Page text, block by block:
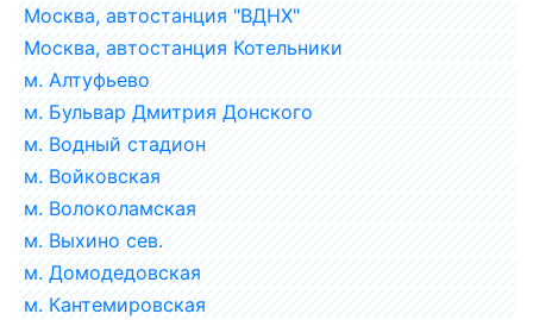
Москва, автостанция "ВДНХ"
Москва, автостанция Котельники
м. Алтуфьево
м. Бульвар Дмитрия Донского
м. Водный стадион
м. Войковская
м. Волоколамская
м. Выхино сев.
м. Домодедовская
м. Кантемировская